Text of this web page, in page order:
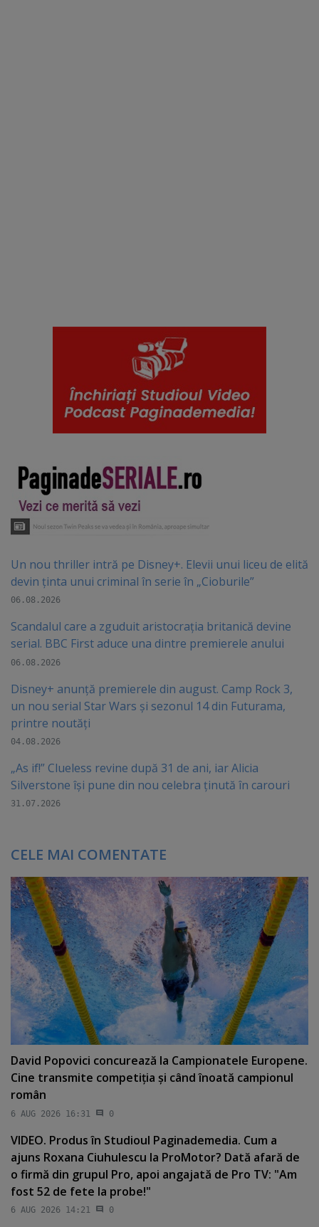
Un nou thriller intră pe Disney+. Elevii unui liceu de elită
devin ținta unui criminal în serie în „Cioburile”
06.08.2026
Scandalul care a zguduit aristocrația britanică devine
serial. BBC First aduce una dintre premierele anului
06.08.2026
Disney+ anunță premierele din august. Camp Rock 3,
un nou serial Star Wars și sezonul 14 din Futurama,
printre noutăți
04.08.2026
„As if!” Clueless revine după 31 de ani, iar Alicia
Silverstone își pune din nou celebra ținută în carouri
31.07.2026
CELE MAI COMENTATE
David Popovici concurează la Campionatele Europene.
Cine transmite competiţia şi când înoată campionul
român
6 AUG 2026 16:31 0
VIDEO. Produs în Studioul Paginademedia. Cum a
ajuns Roxana Ciuhulescu la ProMotor? Dată afară de
o firmă din grupul Pro, apoi angajată de Pro TV: "Am
fost 52 de fete la probe!"
6 AUG 2026 14:21 0